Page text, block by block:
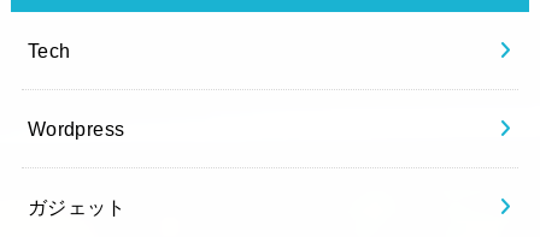
Tech
Wordpress
ガジェット